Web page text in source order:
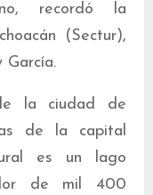
recordó la
(Sectur),
García.
la ciudad de
de la capital
es un lago
de mil 400